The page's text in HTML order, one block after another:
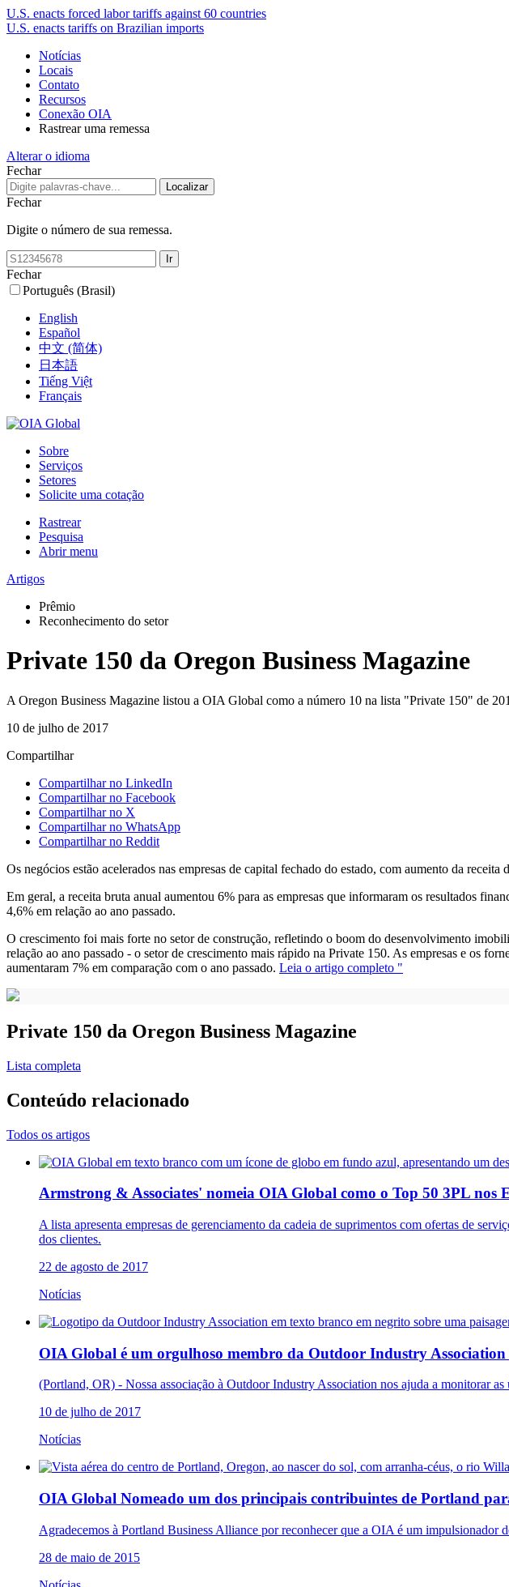
U.S. enacts forced labor tariffs against 60 countries
U.S. enacts tariffs on Brazilian imports
Notícias
Locais
Contato
Recursos
Conexão OIA
Rastrear uma remessa
Alterar o idioma
Fechar
Fechar
Digite o número de sua remessa.
Fechar
Português (Brasil)
English
Español
中文 (简体)
日本語
Tiếng Việt
Français
Sobre
Serviços
Setores
Solicite uma cotação
Rastrear
Pesquisa
Abrir menu
Artigos
Prêmio
Reconhecimento do setor
Private 150 da Oregon Business Magazine
A Oregon Business Magazine listou a OIA Global como a número 10 na lista "Private 150" de
10 de julho de 2017
Compartilhar
Compartilhar no LinkedIn
Compartilhar no Facebook
Compartilhar no X
Compartilhar no WhatsApp
Compartilhar no Reddit
Os negócios estão acelerados nas empresas de capital fechado do estado, com aumento da receita
Em geral, a receita bruta anual aumentou 6% para as empresas que informaram os resultados
4,6% em relação ao ano passado.
O crescimento foi mais forte no setor de construção, refletindo o boom do desenvolvimento
relação ao ano passado - o setor de crescimento mais rápido na Private 150. As empresas e os
aumentaram 7% em comparação com o ano passado. Leia o artigo completo "
Private 150 da Oregon Business Magazine
Lista completa
Conteúdo relacionado
Todos os artigos
Armstrong & Associates' nomeia OIA Global como o Top 50 3PL nos
A lista apresenta empresas de gerenciamento da cadeia de suprimentos com ofertas de
dos clientes.
22 de agosto de 2017
Notícias
OIA Global é um orgulhoso membro da Outdoor Industry Association
(Portland, OR) - Nossa associação à Outdoor Industry Association nos ajuda a monitorar as
10 de julho de 2017
Notícias
OIA Global Nomeado um dos principais contribuintes de Portland
Agradecemos à Portland Business Alliance por reconhecer que a OIA é um impulsionador
28 de maio de 2015